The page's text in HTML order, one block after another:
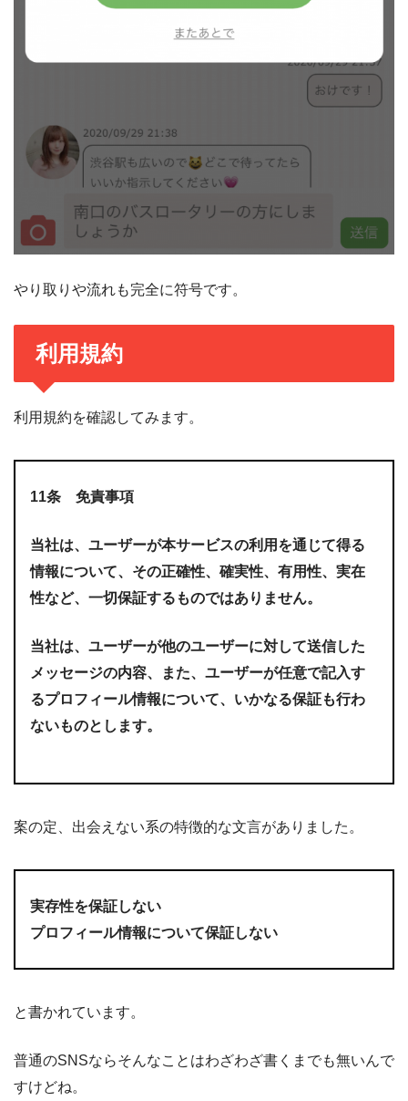
やり取りや流れも完全に符号です。
利用規約
利用規約を確認してみます。
11条 免責事項
当社は、ユーザーが本サービスの利用を通じて得る
情報について、その正確性、確実性、有用性、実在
性など、一切保証するものではありません。
当社は、ユーザーが他のユーザーに対して送信した
メッセージの内容、また、ユーザーが任意で記入す
るプロフィール情報について、いかなる保証も行わ
ないものとします。
案の定、出会えない系の特徴的な文言がありました。
実存性を保証しない
プロフィール情報について保証しない
と書かれています。
普通のSNSならそんなことはわざわざ書くまでも無いんで
すけどね。